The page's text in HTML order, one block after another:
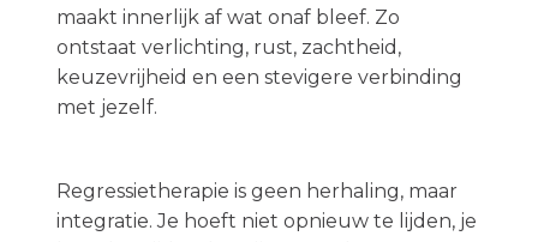
maakt innerlijk af wat onaf bleef. Zo
ontstaat verlichting, rust, zachtheid,
keuzevrijheid en een stevigere verbinding
met jezelf.
Regressietherapie is geen herhaling, maar
integratie. Je hoeft niet opnieuw te lijden, je